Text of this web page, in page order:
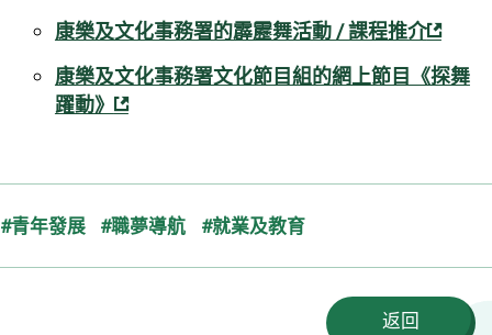
康樂及文化事務署的霹靂舞活動 / 課程推介
康樂及文化事務署文化節目組的網上節目《探舞
躍動》
#青年發展 #職夢導航 #就業及教育
返回